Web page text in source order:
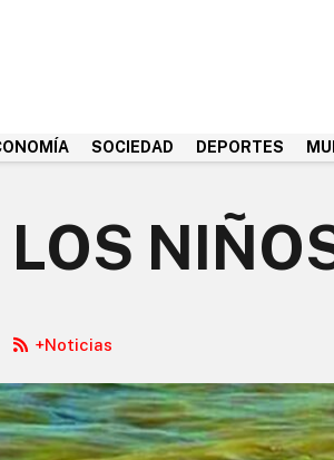
SOCIEDAD DEPORTES
+Noticias